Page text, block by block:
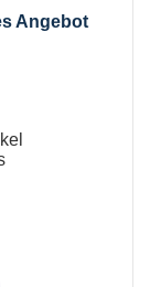
Angebot